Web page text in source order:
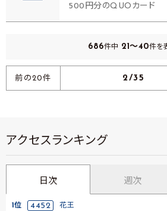
500円分のQUOカード
686件中 21～40件を
前の20件 2/35
アクセスランキング
日次 週次
1位 4452 花王